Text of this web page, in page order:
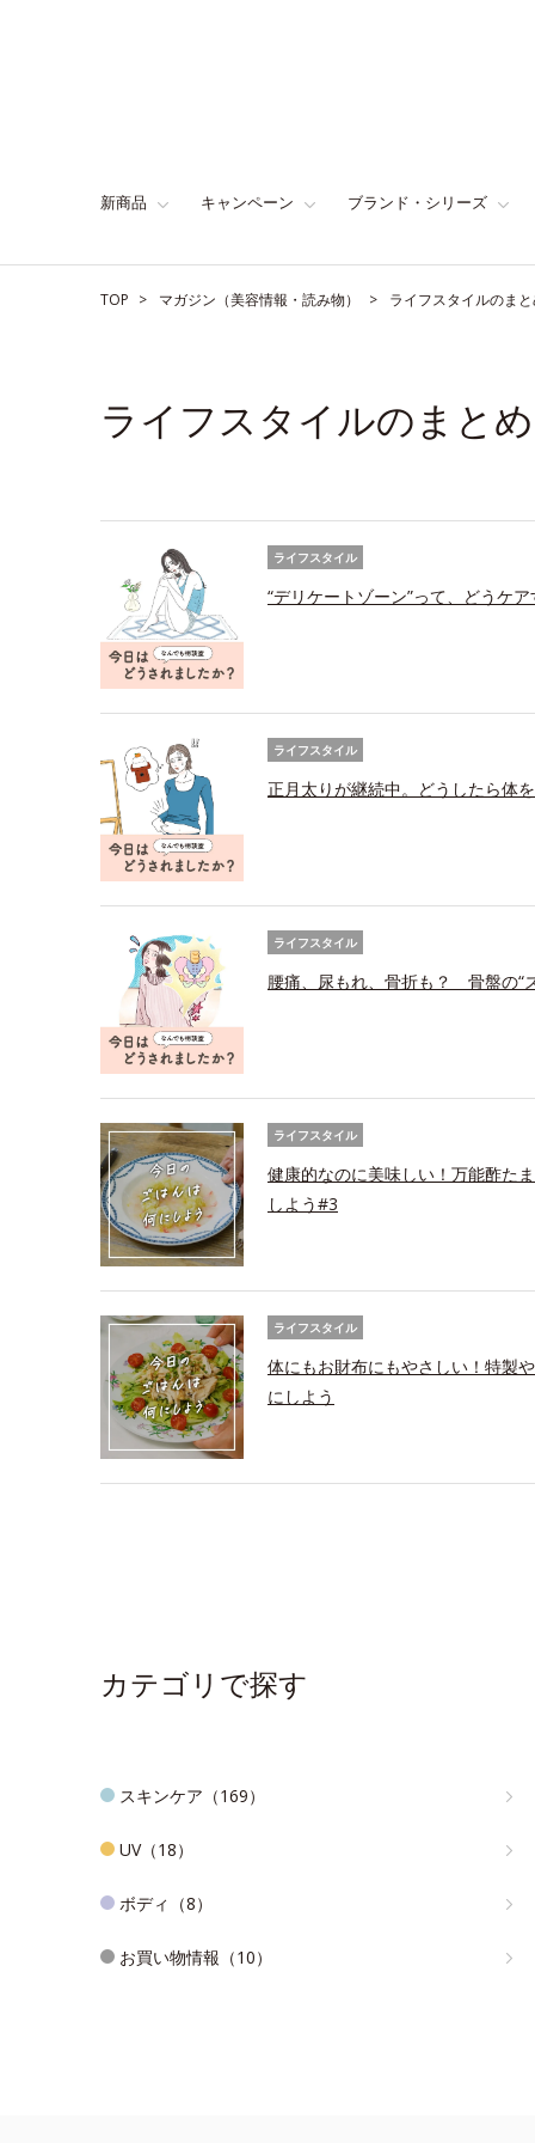
新商品 キャンペーン ブランド・シリーズ
TOP マガジン（美容情報・読み物） ライフスタイルのま
ライフスタイルのまとめ
ライフスタイル
“デリケートゾーン”って、どうケ
ライフスタイル
正月太りが継続中。どうしたら体
ライフスタイル
腰痛、尿もれ、骨折も？ 骨盤の“
ライフスタイル
健康的なのに美味しい！万能酢た
しよう#3
ライフスタイル
体にもお財布にもやさしい！特製
にしよう
カテゴリで探す
スキンケア（169）
UV（18）
ボディ（8）
お買い物情報（10）